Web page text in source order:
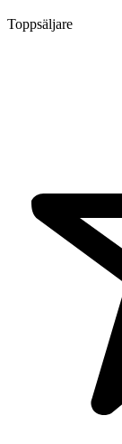
Toppsäljare